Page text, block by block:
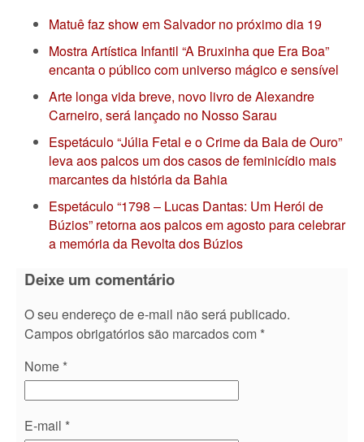
Matuê faz show em Salvador no próximo dia 19
Mostra Artística Infantil “A Bruxinha que Era Boa”
encanta o público com universo mágico e sensível
Arte longa vida breve, novo livro de Alexandre
Carneiro, será lançado no Nosso Sarau
Espetáculo “Júlia Fetal e o Crime da Bala de Ouro”
leva aos palcos um dos casos de feminicídio mais
marcantes da história da Bahia
Espetáculo “1798 – Lucas Dantas: Um Herói de
Búzios” retorna aos palcos em agosto para celebrar
a memória da Revolta dos Búzios
Deixe um comentário
O seu endereço de e-mail não será publicado.
Campos obrigatórios são marcados com *
Nome *
E-mail *